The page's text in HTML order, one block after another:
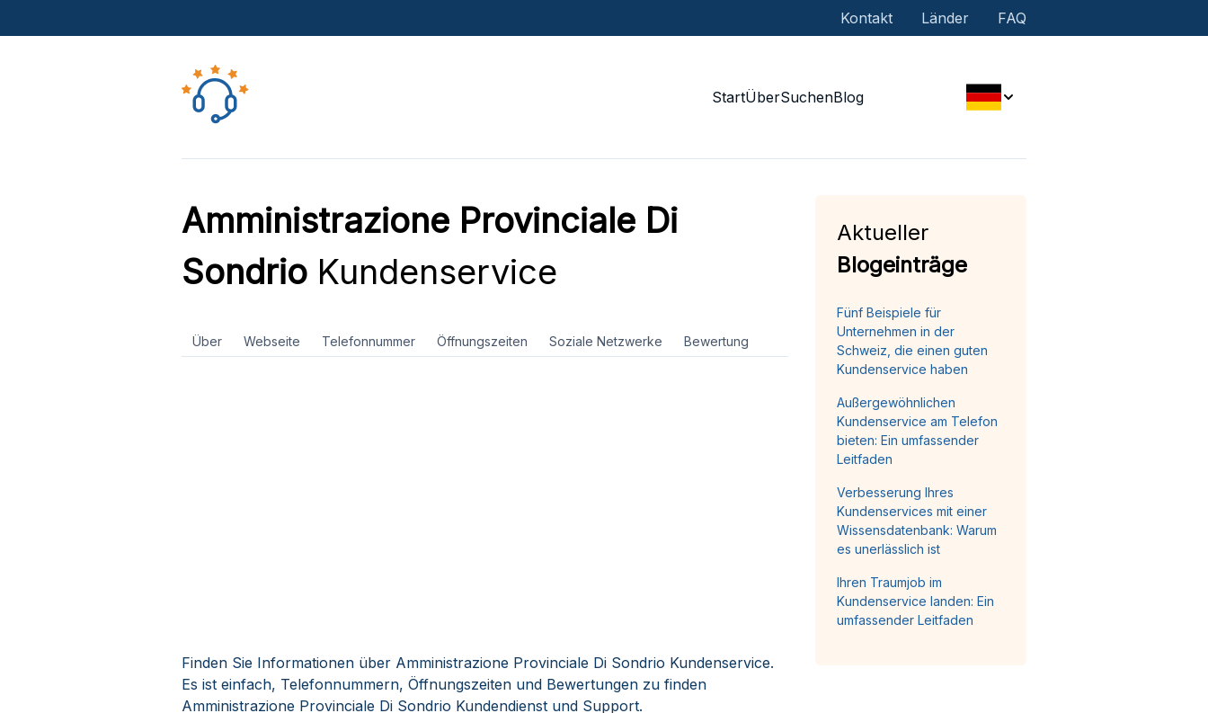
Kontakt Länder FAQ
StartÜberSuchenBlog
Amministrazione Provinciale Di
SondrioKundenservice
Über Webseite Telefonnummer Öffnungszeiten Soziale Netzwerke Bewertung
Finden Sie Informationen über Amministrazione Provinciale Di Sondrio Kundenservice.
Es ist einfach, Telefonnummern, Öffnungszeiten und Bewertungen zu finden
Amministrazione Provinciale Di Sondrio Kundendienst und Support.
Aktueller
Blogeinträge
Fünf Beispiele für
Unternehmen in der
Schweiz, die einen guten
Kundenservice haben
Außergewöhnlichen
Kundenservice am Telefon
bieten: Ein umfassender
Leitfaden
Verbesserung Ihres
Kundenservices mit einer
Wissensdatenbank: Warum
es unerlässlich ist
Ihren Traumjob im
Kundenservice landen: Ein
umfassender Leitfaden